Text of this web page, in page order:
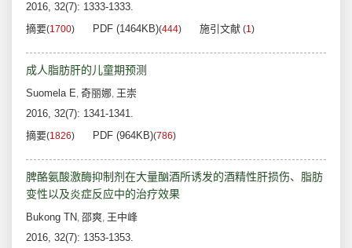
2016, 32(7): 1333-1333.
摘要(1700) PDF (1464KB)(444) 施引文献 (1)
成人脂肪肝的儿童期预测
Suomela E, 奇丽娜, 王崇
2016, 32(7): 1341-1341.
摘要(1826) PDF (964KB)(786)
脾酪氨酸激酶抑制剂在大量酗酒所诱发的酒精性肝损伤、脂肪
变性以及炎症反应中的治疗效果
Bukong TN, 邵爽, 王中峰
2016, 32(7): 1353-1353.